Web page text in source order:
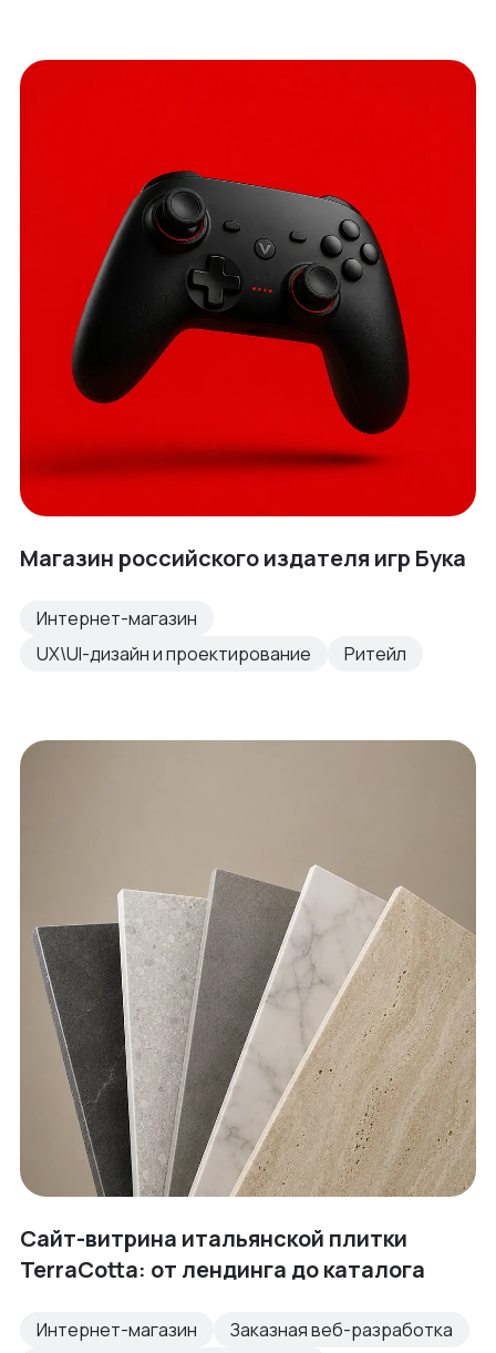
Магазин российского издателя игр Бука
Интернет-магазин
UX\UI-дизайн и проектирование
Ритейл
Сайт-витрина итальянской плитки
TerraCotta: от лендинга до каталога
Интернет-магазин
Заказная веб-разработка